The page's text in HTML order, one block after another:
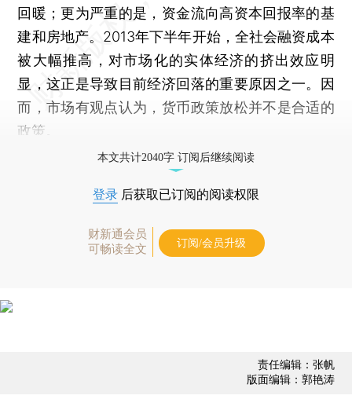
回暖；更为严重的是，资金流向高资本回报率的基
建和房地产。2013年下半年开始，全社会融资成本
被大幅推高，对市场化的实体经济的挤出效应明
显，这正是导致目前经济回落的重要原因之一。因
而，市场有观点认为，货币政策放松并不是合适的
政策。
本文共计2040字 订阅后继续阅读
登录 后获取已订阅的阅读权限
财新通会员
可畅读全文
订阅/会员升级
责任编辑：张帆
版面编辑：郭艳涛